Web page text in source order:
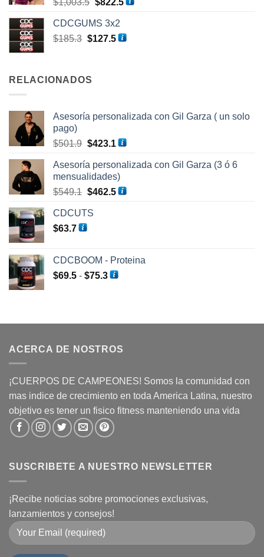
$1,003.5
original
era:
$822.5
es:
CDCGUMS 3x2
$185.3 El
era:
$127.5El
RELACIONADOS
Asesoría personalizada con Gil Garza ( un solo
pago)
$501.9 El
original
era:
$501.9.
$423.1El
actual
es:
$423.1.
Asesoría personalizada con Gil Garza (3 ó 6
mensualidades)
$549.1 El
original
era:
$462.5El
CDCUTS
$63.7
CDCBOOM - Proteina
$69.5 - $75.3Rango
$69.5
$75.3
ACERCA DE NOSTROS
¡CUERPOS DE CAMPEONES! Somos la comunidad con
mas indice de crecimiento en toda America Latina, nuestro
objetivo es tener un fisico fitness manteniendo una vida
SUSCRIBETE A NUESTRO NEWSLETTER
¡Recibe noticias sobre promociones exclusivas,
lanzamientos y consejos!